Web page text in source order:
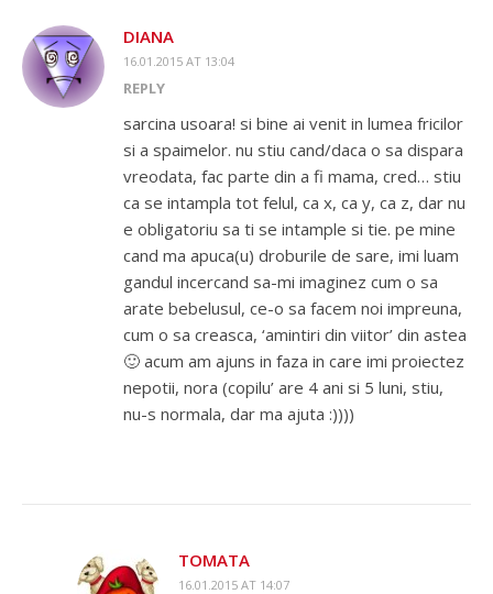
DIANA
16.01.2015 AT 13:04
REPLY
sarcina usoara! si bine ai venit in lumea fricilor
si a spaimelor. nu stiu cand/daca o sa dispara
vreodata, fac parte din a fi mama, cred… stiu
ca se intampla tot felul, ca x, ca y, ca z, dar nu
e obligatoriu sa ti se intample si tie. pe mine
cand ma apuca(u) droburile de sare, imi luam
gandul incercand sa-mi imaginez cum o sa
arate bebelusul, ce-o sa facem noi impreuna,
cum o sa creasca, ‘amintiri din viitor’ din astea
🙂 acum am ajuns in faza in care imi proiectez
nepotii, nora (copilu’ are 4 ani si 5 luni, stiu,
nu-s normala, dar ma ajuta :))))
TOMATA
16.01.2015 AT 14:07